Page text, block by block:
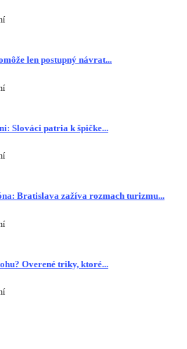
len postupný návrat...
Slováci patria k špičke...
Bratislava zažíva rozmach turizmu...
Overené triky, ktoré...